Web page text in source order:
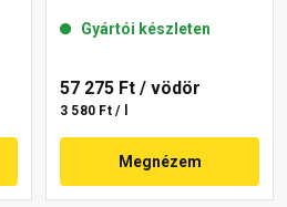
Gyártói készleten
57 275 Ft / vödör
3 580 Ft / l
Megnézem